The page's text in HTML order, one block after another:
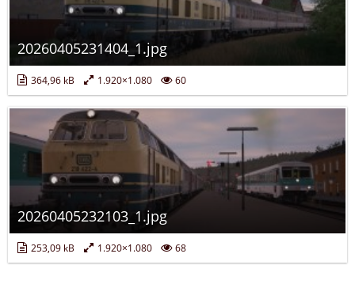
20260405231404_1.jpg
364,96 kB 1.920×1.080 60
20260405232103_1.jpg
253,09 kB 1.920×1.080 68